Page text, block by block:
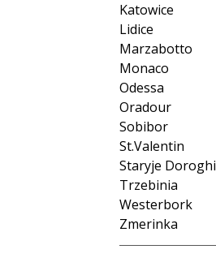
Katowice
Lidice
Marzabotto
Monaco
Odessa
Oradour
Sobibor
St.Valentin
Staryje Doroghi
Trzebinia
Westerbork
Zmerinka